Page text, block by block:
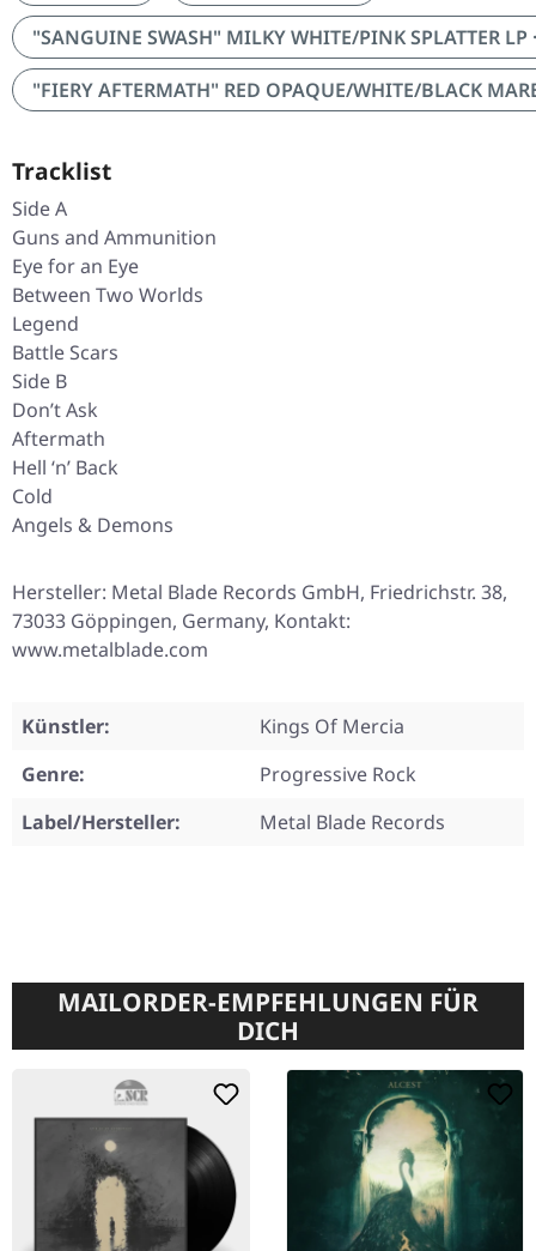
"SANGUINE SWASH" MILKY WHITE/PINK SPLATTER LP
"FIERY AFTERMATH" RED OPAQUE/WHITE/BLACK
Tracklist
Side A
Guns and Ammunition
Eye for an Eye
Between Two Worlds
Legend
Battle Scars
Side B
Don’t Ask
Aftermath
Hell ‘n’ Back
Cold
Angels & Demons
Hersteller: Metal Blade Records GmbH, Friedrichstr. 38,
73033 Göppingen, Germany, Kontakt:
www.metalblade.com
Künstler:
Kings Of Mercia
Genre:
Progressive Rock
Label/Hersteller:
Metal Blade Records
MAILORDER-EMPFEHLUNGEN FÜR
DICH